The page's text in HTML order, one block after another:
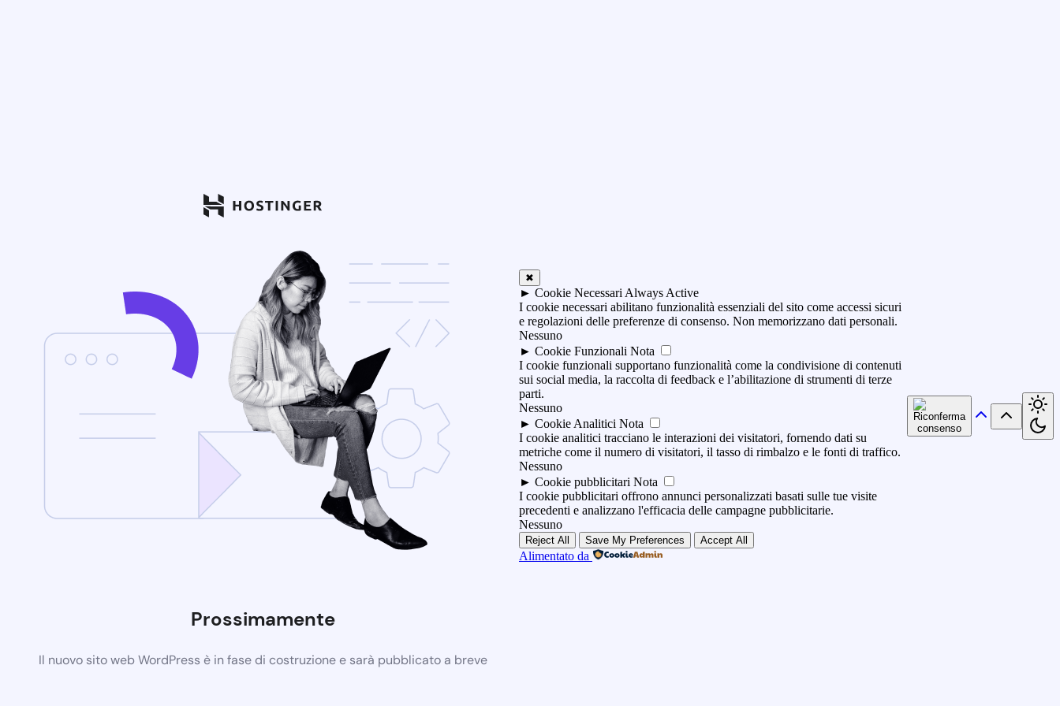
Prossimamente
Il nuovo sito web WordPress è in fase di costruzione e sarà pubblicato a breve
✖
► Cookie Necessari Always Active
I cookie necessari abilitano funzionalità essenziali del sito come accessi sicuri
e regolazioni delle preferenze di consenso. Non memorizzano dati personali.
Nessuno
► Cookie Funzionali Nota
I cookie funzionali supportano funzionalità come la condivisione di contenuti
sui social media, la raccolta di feedback e l’abilitazione di strumenti di terze
parti.
Nessuno
► Cookie Analitici Nota
I cookie analitici tracciano le interazioni dei visitatori, fornendo dati su
metriche come il numero di visitatori, il tasso di rimbalzo e le fonti di traffico.
Nessuno
► Cookie pubblicitari Nota
I cookie pubblicitari offrono annunci personalizzati basati sulle tue visite
precedenti e analizzano l'efficacia delle campagne pubblicitarie.
Nessuno
Reject All Save My Preferences Accept All
Alimentato da